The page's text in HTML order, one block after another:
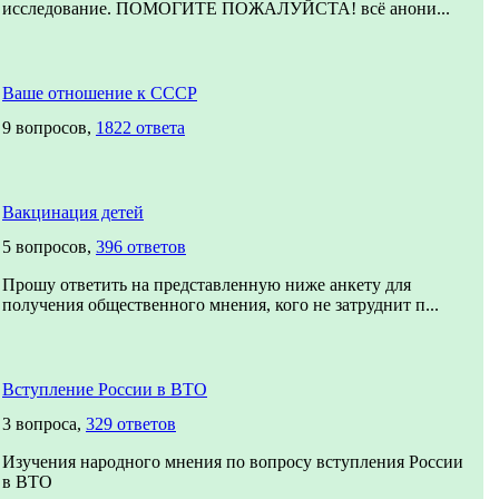
исследование. ПОМОГИТЕ ПОЖАЛУЙСТА! всё анони...
Ваше отношение к СССР
9 вопросов, 1822 ответа
Вакцинация детей
5 вопросов, 396 ответов
Прошу ответить на представленную ниже анкету для
получения общественного мнения, кого не затруднит п...
Вступление России в ВТО
3 вопроса, 329 ответов
Изучения народного мнения по вопросу вступления России
в ВТО